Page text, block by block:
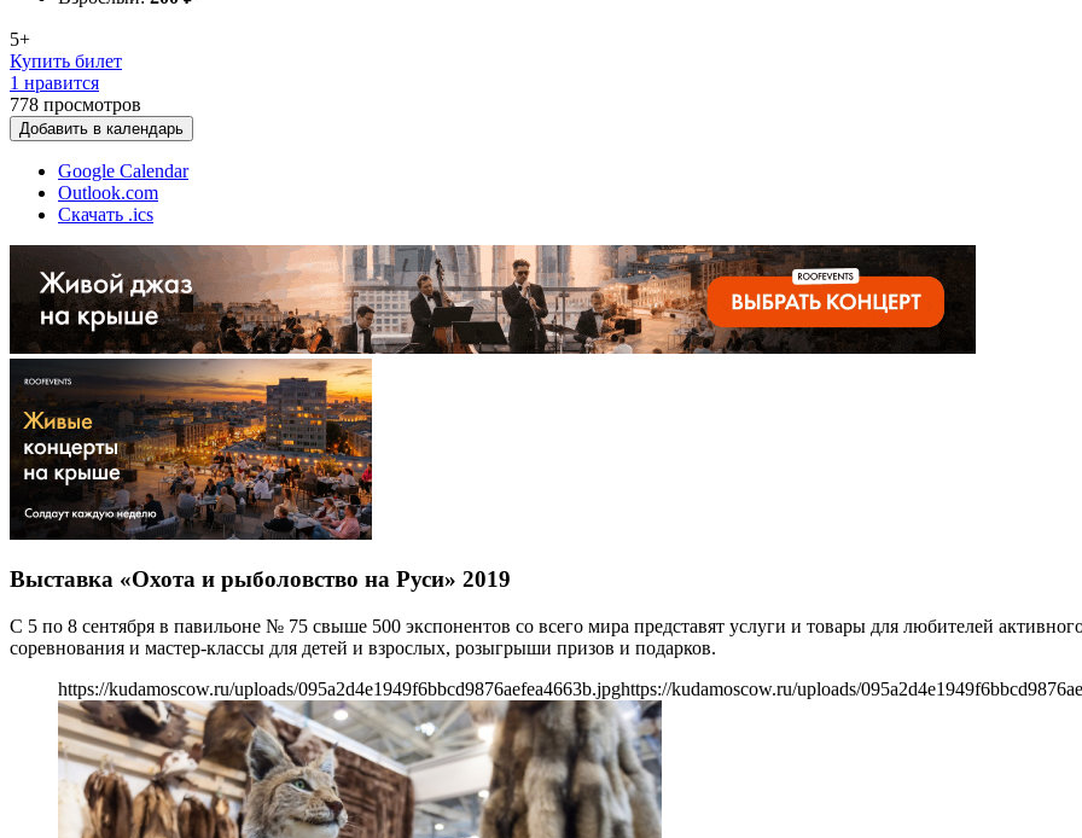
5+
Купить билет
1 нравится
778 просмотров
Добавить в календарь
Google Calendar
Outlook.com
Скачать .ics
Выставка «Охота и рыболовство на Руси» 2019
С 5 по 8 сентября в павильоне № 75 свыше 500 экспонентов со всего мира представят услуги и товары для любителей
соревнования и мастер-классы для детей и взрослых, розыгрыши призов и подарков.
https://kudamoscow.ru/uploads/095a2d4e1949f6bbcd9876aefea4663b.jpghttps://kudamoscow.ru/uploads/